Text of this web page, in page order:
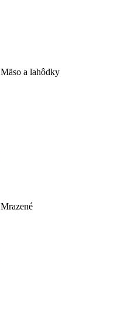
Mäso a lahôdky
Mrazené